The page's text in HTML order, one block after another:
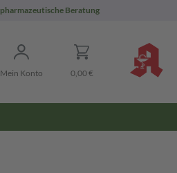
pharmazeutische Beratung
Mein Konto 0,00 €